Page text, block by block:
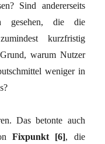
Sind andererseits
gesehen, die die
kurzfristig
warum Nutzer
weniger in
Das betonte auch
Fixpunkt [6], die